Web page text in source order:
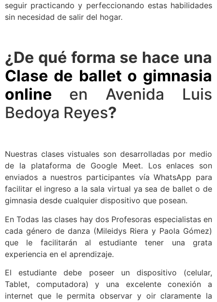
seguir practicando y perfeccionando estas habilidades
sin necesidad de salir del hogar.
¿De qué forma se hace una
Clase de ballet o gimnasia
online en Avenida Luis
Bedoya Reyes?
Nuestras clases vistuales son desarrolladas por medio
de la plataforma de Google Meet. Los enlaces son
enviados a nuestros participantes vía WhatsApp para
facilitar el ingreso a la sala virtual ya sea de ballet o de
gimnasia desde cualquier dispositivo que posean.
En Todas las clases hay dos Profesoras especialistas en
cada género de danza (Mileidys Riera y Paola Gómez)
que le facilitarán al estudiante tener una grata
experiencia en el aprendizaje.
El estudiante debe poseer un dispositivo (celular,
Tablet, computadora) y una excelente conexión a
internet que le permita observar y oir claramente la